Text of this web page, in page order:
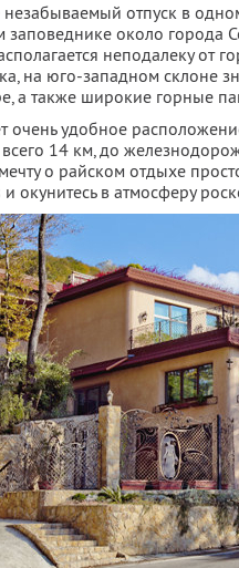
отпуск в
около города
неподалеку от
на юго-западном склоне
а также широкие горные
очень удобное
всего 14 км, до
о райском отдыхе
окунитесь в атмосферу